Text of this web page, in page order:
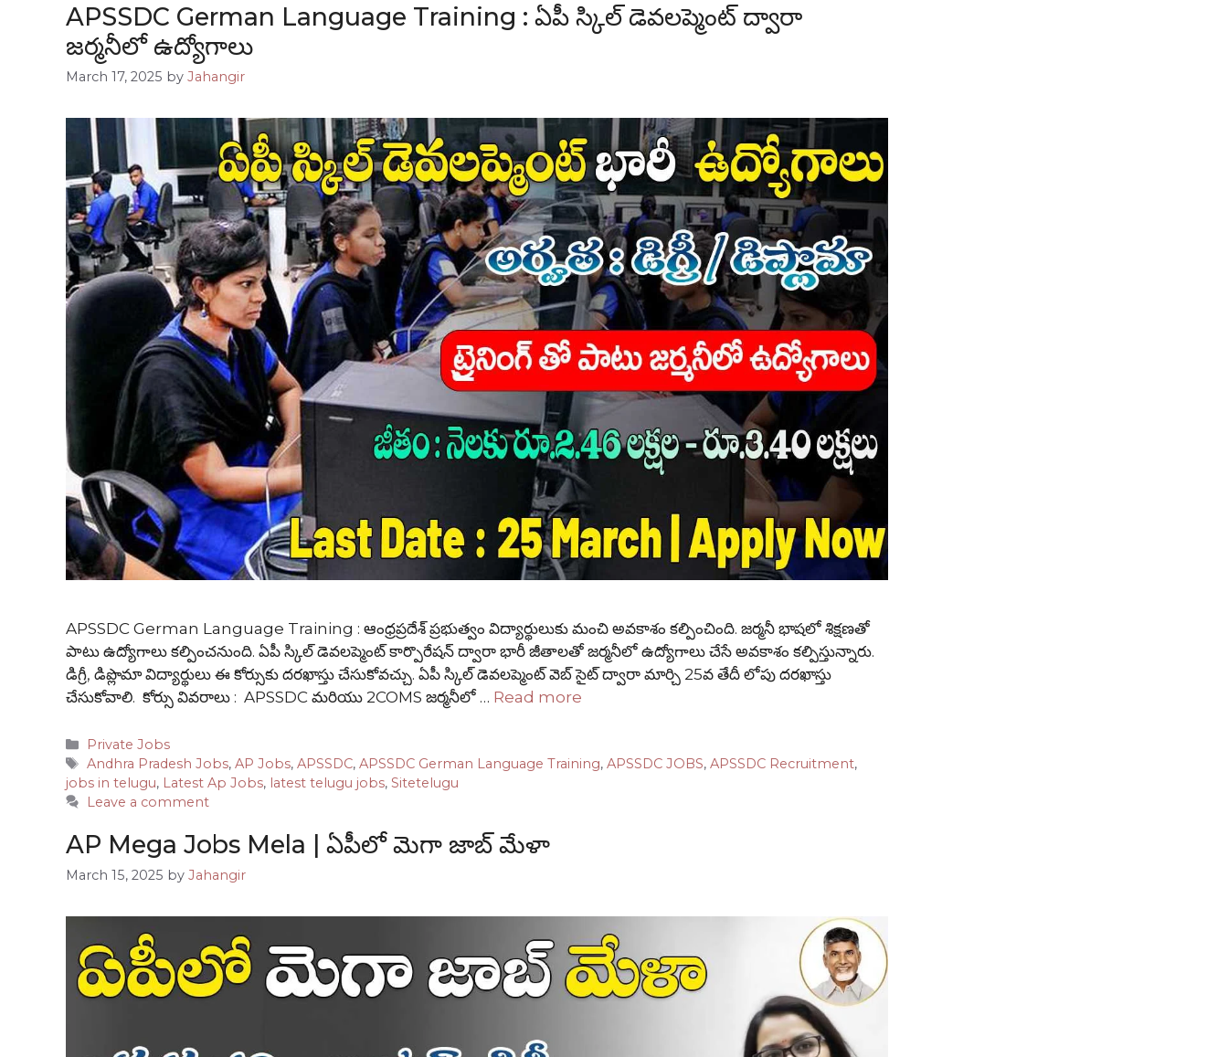
APSSDC German Language Training : ఏపీ స్కిల్ డెవలప్మెంట్ ద్వారా
జర్మనీలో ఉద్యోగాలు
March 17, 2025 by Jahangir
APSSDC German Language Training : ఆంధ్రప్రదేశ్ ప్రభుత్వం విద్యార్థులుకు మంచి అవకాశం కల్పించింది. జర్మనీ భాషలో శిక్షణతో
పాటు ఉద్యోగాలు కల్పించనుంది. ఏపీ స్కిల్ డెవలప్మెంట్ కార్పొరేషన్ ద్వారా భారీ జీతాలతో జర్మనీలో ఉద్యోగాలు చేసే అవకాశం కల్పిస్తున్నారు.
డిగ్రీ, డిప్లొమా విద్యార్థులు ఈ కోర్సుకు దరఖాస్తు చేసుకోవచ్చు. ఏపీ స్కిల్ డెవలప్మెంట్ వెబ్ సైట్ ద్వారా మార్చి 25వ తేదీ లోపు దరఖాస్తు
చేసుకోవాలి. కోర్సు వివరాలు : APSSDC మరియు 2COMS జర్మనీలో … Read more
Categories
Private Jobs
Tags
Andhra Pradesh Jobs,AP Jobs,APSSDC,APSSDC German Language Training,APSSDC JOBS,APSSDC Recruitment,
jobs in telugu, Latest Ap Jobs, latest telugu jobs, Sitetelugu
Leave a comment
AP Mega Jobs Mela | ఏపీలో మెగా జాబ్ మేళా
March 15, 2025 by Jahangir